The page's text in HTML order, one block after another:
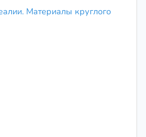
Материалы круглого